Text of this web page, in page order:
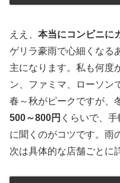
ええ、 本当にコンビニに
ゲリラ豪雨で心細くなる
主になります。私も何度
ン、ファミマ、ローソン
春～秋がピークですが、
500～800円 くらいで、
に聞くのがコツです。雨
次は具体的な店舗ごとに